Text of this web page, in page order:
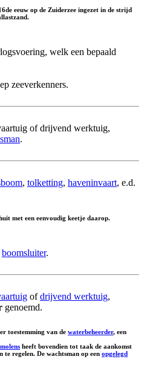
eeuw op de Zuiderzee ingezet in de strijd
welk een bepaald
zeeverkenners.
of drijvend werktuig,
.
, tolketting, haveninvaart, e.d.
met een eenvoudig keetje daarop.
boomsluiter.
ofdrijvend werktuig,
genoemd.
toestemming van de waterbeheerder, een
heeft bovendien tot taak de aankomst
te regelen. De wachtsman op een opgelegd